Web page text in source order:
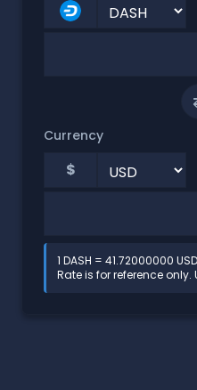
Currency
$
1 DASH = 41.72000000 USD
Rate is for reference